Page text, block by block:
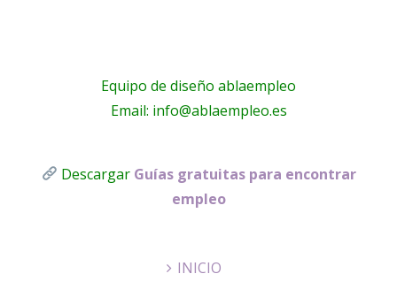
Equipo de diseño ablaempleo
Email: info@ablaempleo.es
Descargar Guías gratuitas para encontrar
empleo
INICIO